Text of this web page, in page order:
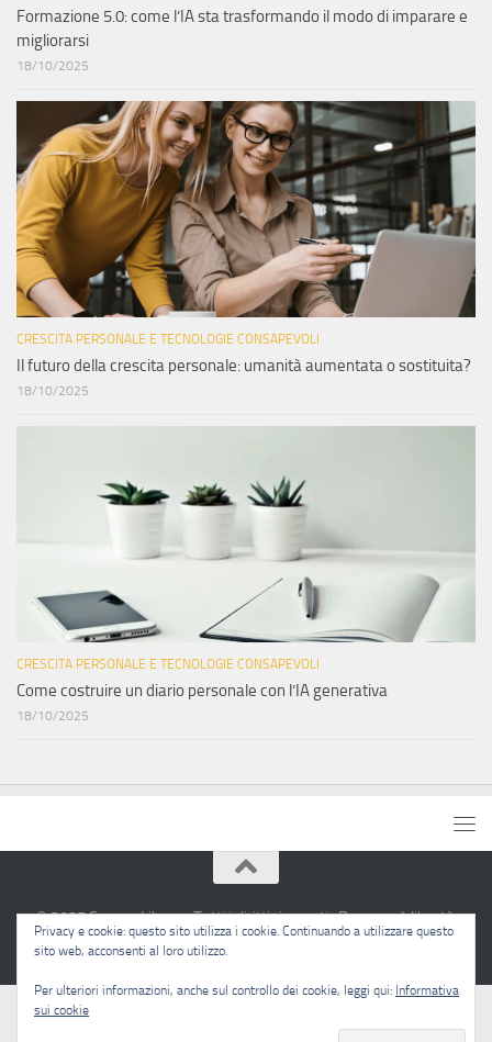
Formazione 5.0: come l’IA sta trasformando il modo di imparare e
migliorarsi
18/10/2025
CRESCITA PERSONALE E TECNOLOGIE CONSAPEVOLI
Il futuro della crescita personale: umanità aumentata o sostituita?
18/10/2025
CRESCITA PERSONALE E TECNOLOGIE CONSAPEVOLI
Come costruire un diario personale con l’IA generativa
18/10/2025
© 2025 Sapere Libero · Tutti i diritti riservati · Pensare è libertà.
Privacy e cookie: questo sito utilizza i cookie. Continuando a utilizzare questo
sito web, acconsenti al loro utilizzo.
Per ulteriori informazioni, anche sul controllo dei cookie, leggi qui: Informativa
sui cookie